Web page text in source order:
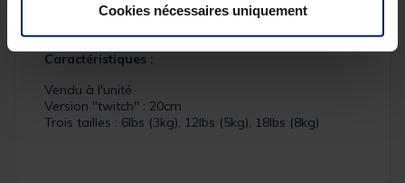
Cookies nécessaires uniquement
Détails
Caractéristiques :
Vendu à l'unité
Version "twitch" : 20cm
Trois tailles : 6lbs (3kg), 12lbs (5kg), 18lbs (8kg)